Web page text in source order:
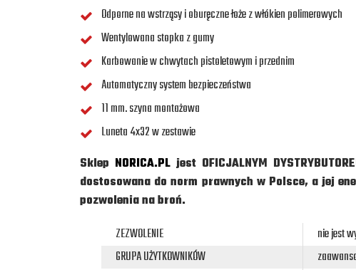
Odporne na wstrząsy i oburęczne łoże z włókien polimerowych
Wentylowana stopka z gumy
Karbowanie w chwytach pistoletowym i przednim
Automatyczny system bezpieczeństwa
11 mm. szyna montażowa
Luneta 4x32 w zestawie
Sklep NORICA.PL jest OFICJALNYM
dostosowana do norm prawnych w Polsce, a jej
pozwolenia na broń.
ZEZWOLENIE
nie jest
GRUPA UŻYTKOWNIKÓW